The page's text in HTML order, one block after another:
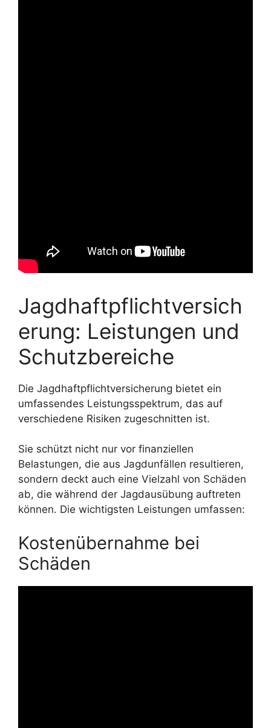
Jagdhaftpflichtversich
erung: Leistungen und
Schutzbereiche
Die Jagdhaftpflichtversicherung bietet ein
umfassendes Leistungsspektrum, das auf
verschiedene Risiken zugeschnitten ist.
Sie schützt nicht nur vor finanziellen
Belastungen, die aus Jagdunfällen resultieren,
sondern deckt auch eine Vielzahl von Schäden
ab, die während der Jagdausübung auftreten
können. Die wichtigsten Leistungen umfassen:
Kostenübernahme bei
Schäden